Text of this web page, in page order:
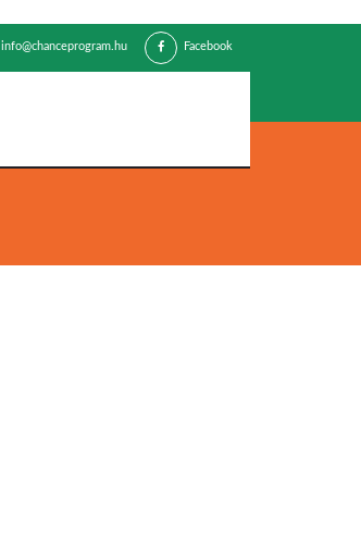
info@chanceprogram.hu Facebook